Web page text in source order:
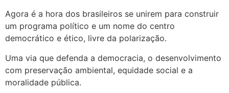
Agora é a hora dos brasileiros se unirem para construir
um programa político e um nome do centro
democrático e ético, livre da polarização.
Uma via que defenda a democracia, o desenvolvimento
com preservação ambiental, equidade social e a
moralidade pública.